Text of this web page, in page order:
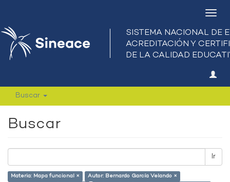
Buscar
Buscar
Ir
Materia: Mapa funcional ×
Autor: Bernardo García Velando ×